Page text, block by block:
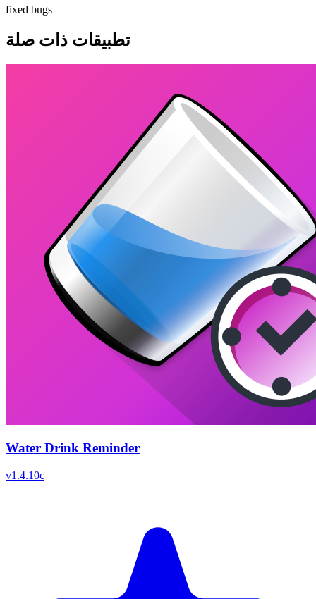
fixed bugs
تطبيقات ذات صلة
Water Drink Reminder
v1.4.10c